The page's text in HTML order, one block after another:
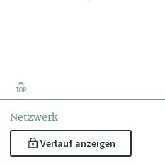
TOP
Netzwerk
Verlauf anzeigen